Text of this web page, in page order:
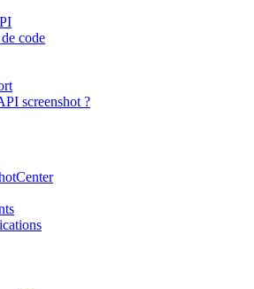
code
screenshot ?